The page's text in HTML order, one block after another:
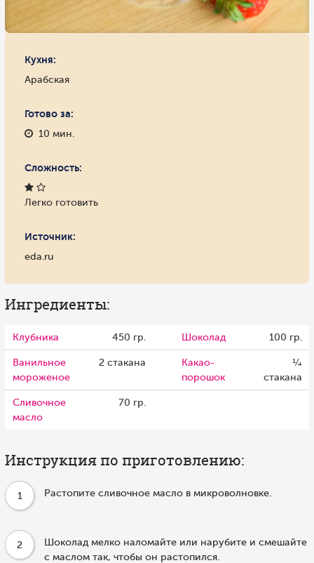
Кухня:
Арабская
Готово за:
10 мин.
Сложность:
Легко готовить
Источник:
eda.ru
Ингредиенты:
Клубника 450 гр. Шоколад 100 гр.
Ванильное
мороженое
2 стакана
Какао-
порошок
¼
стакана
Сливочное
масло
70 гр.
Инструкция по приготовлению:
1 Растопите сливочное масло в микроволновке.
2
Шоколад мелко наломайте или нарубите и смешайте
с маслом так, чтобы он растопился.